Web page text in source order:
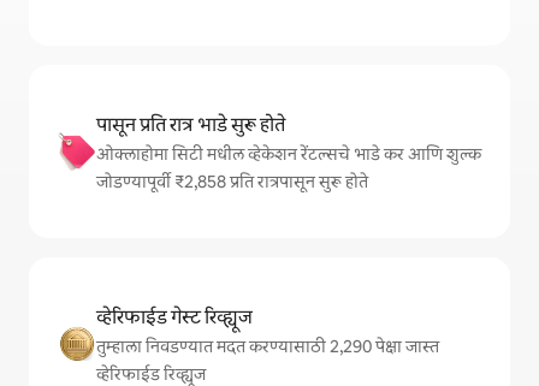
पासून प्रति रात्र भाडे सुरू होते
ओक्लाहोमा सिटी मधील व्हेकेशन रेंटल्सचे भाडे कर आणि शुल्क
जोडण्यापूर्वी ₹2,858 प्रति रात्रपासून सुरू होते
व्हेरिफाईड गेस्ट रिव्ह्यूज
तुम्हाला निवडण्यात मदत करण्यासाठी 2,290 पेक्षा जास्त
व्हेरिफाईड रिव्ह्यूज